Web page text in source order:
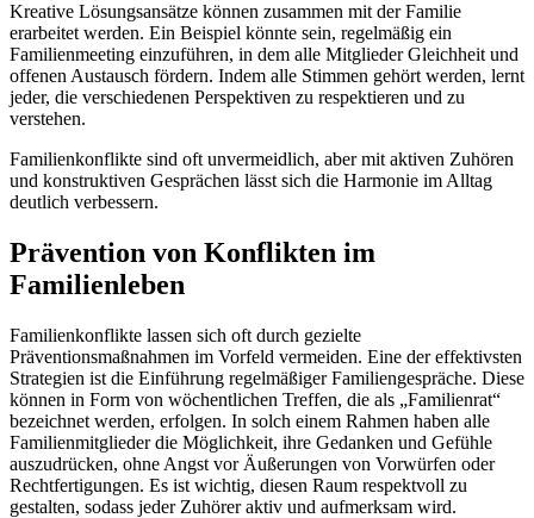
Kreative Lösungsansätze können zusammen mit der Familie
erarbeitet werden. Ein Beispiel könnte sein, regelmäßig ein
Familienmeeting einzuführen, in dem alle Mitglieder Gleichheit und
offenen Austausch fördern. Indem alle Stimmen gehört werden, lernt
jeder, die verschiedenen Perspektiven zu respektieren und zu
verstehen.
Familienkonflikte sind oft unvermeidlich, aber mit aktiven Zuhören
und konstruktiven Gesprächen lässt sich die Harmonie im Alltag
deutlich verbessern.
Prävention von Konflikten im
Familienleben
Familienkonflikte lassen sich oft durch gezielte
Präventionsmaßnahmen im Vorfeld vermeiden. Eine der effektivsten
Strategien ist die Einführung regelmäßiger Familiengespräche. Diese
können in Form von wöchentlichen Treffen, die als „Familienrat“
bezeichnet werden, erfolgen. In solch einem Rahmen haben alle
Familienmitglieder die Möglichkeit, ihre Gedanken und Gefühle
auszudrücken, ohne Angst vor Äußerungen von Vorwürfen oder
Rechtfertigungen. Es ist wichtig, diesen Raum respektvoll zu
gestalten, sodass jeder Zuhörer aktiv und aufmerksam wird.